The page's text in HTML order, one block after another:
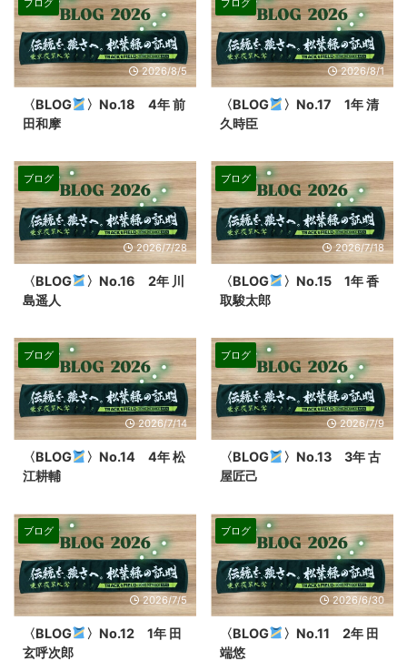
2026/8/5
〈BLOG
〉No.18 4年 前
田和摩
2026/8/1
〈BLOG
〉No.17 1年 清
久時臣
ブログ
2026/7/28
〈BLOG
〉No.16 2年 川
島遥人
ブログ
2026/7/18
〈BLOG
〉No.15 1年 香
取駿太郎
ブログ
2026/7/14
〈BLOG
〉No.14 4年 松
江耕輔
ブログ
2026/7/9
〈BLOG
〉No.13 3年 古
屋匠己
ブログ
2026/7/5
〈BLOG
〉No.12 1年 田
玄呼次郎
ブログ
2026/6/30
〈BLOG
〉No.11 2年 田
端悠